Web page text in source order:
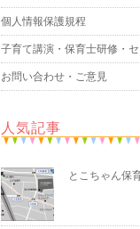
個人情報保護規程
子育て講演・保育士研修・
お問い合わせ・ご意見
人気記事
とこちゃん保